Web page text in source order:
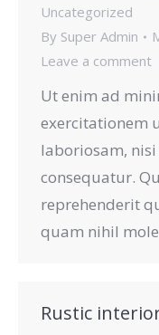
Uncategorized
By Super Admin
Leave a comment
Ut enim ad
exercitationem
laboriosam,
consequatur.
reprehenderit
quam nihil
Rustic